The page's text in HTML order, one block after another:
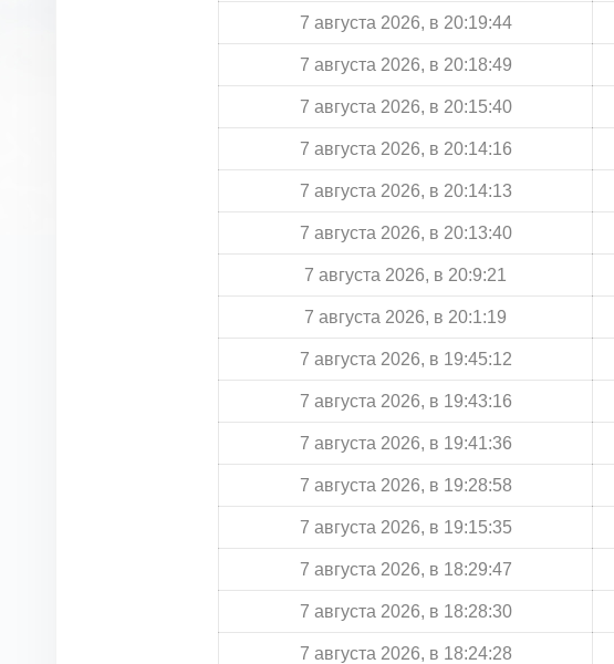
7 августа 2026, в 20:19:44
7 августа 2026, в 20:18:49
7 августа 2026, в 20:15:40
7 августа 2026, в 20:14:16
7 августа 2026, в 20:14:13
7 августа 2026, в 20:13:40
7 августа 2026, в 20:9:21
7 августа 2026, в 20:1:19
7 августа 2026, в 19:45:12
7 августа 2026, в 19:43:16
7 августа 2026, в 19:41:36
7 августа 2026, в 19:28:58
7 августа 2026, в 19:15:35
7 августа 2026, в 18:29:47
7 августа 2026, в 18:28:30
7 августа 2026, в 18:24:28